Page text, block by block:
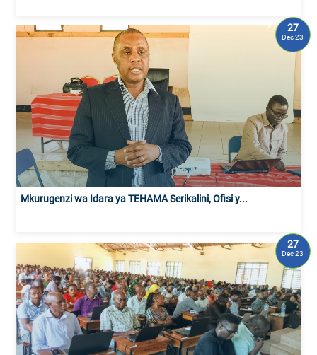
Mkurugenzi wa Idara ya TEHAMA Serikalini, Ofisi y...
27
Dec 23
27
Dec 23